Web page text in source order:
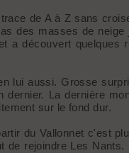
de A à Z sans
des masses de
a découvert quelques
lui aussi. Grosse
La dernière
sur le fond dur.
du Vallonnet c'est
rejoindre Les